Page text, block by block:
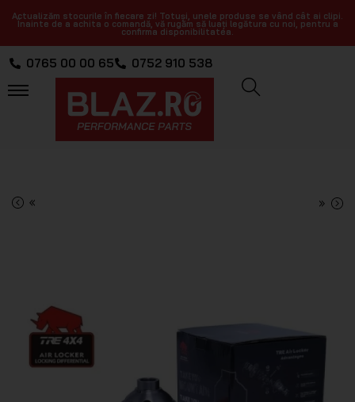
Actualizăm stocurile în fiecare zi! Totuși, unele produse se vând cât ai clipi.
Înainte de a achita o comandă, vă rugăm să luați legătura cu noi, pentru a
confirma disponibilitatea.
0765 00 00 65 0752 910 538
« »